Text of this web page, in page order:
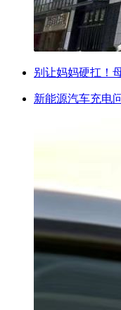
别让妈妈硬扛！
新能源汽车充电